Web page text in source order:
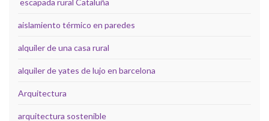
escapada rural Cataluña
aislamiento térmico en paredes
alquiler de una casa rural
alquiler de yates de lujo en barcelona
Arquitectura
arquitectura sostenible